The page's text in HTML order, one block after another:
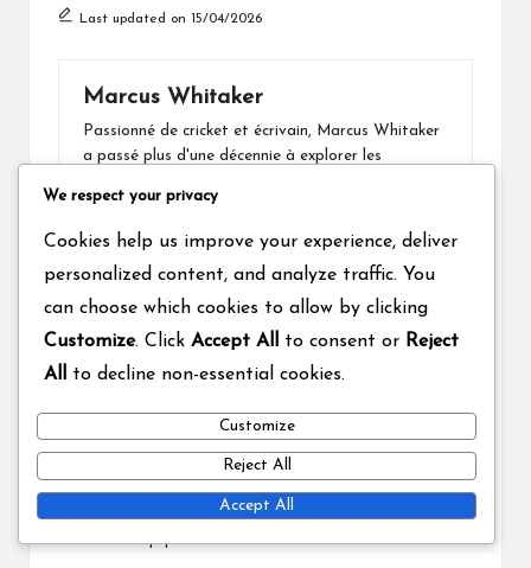
Last updated on 15/04/2026
Marcus Whitaker
Passionné de cricket et écrivain, Marcus Whitaker
a passé plus d'une décennie à explorer les
ligues T20, il partage des idées et des histoires
qui célèbrent l'esprit du cricket. Quand il n'écrit
pas, vous pouvez le trouver sur le terrain ou en
train d'analyser les dernières statistiques de
match.
View All Posts
Post
navigation
Dynamique d’équipe ODI
: Rôles des joueurs,
Stratégies de coaching,
Histoire, Formats, Matchs
mémorables
We respect your privacy
Cookies help us improve your experience, deliver
personalized content, and analyze traffic. You
can choose which cookies to allow by clicking
Customize. Click Accept All to consent or Reject
All
to decline non-essential cookies.
Customize
Reject All
Accept All